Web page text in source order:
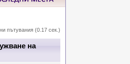
пътувания (0.17 сек.)
на